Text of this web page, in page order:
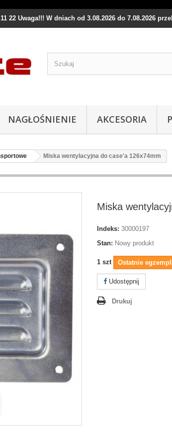
11 22 Uwaga!!! W dniach od 3.08.2026 do 7.08.2026
NAGŁOŚNIENIE AKCESORIA
Miska wentylacyjna do case'a 126x74mm
Miska
Indeks: 30000197
Stan: Nowy produkt
1 szt Ostatnie
Udostępnij
Drukuj